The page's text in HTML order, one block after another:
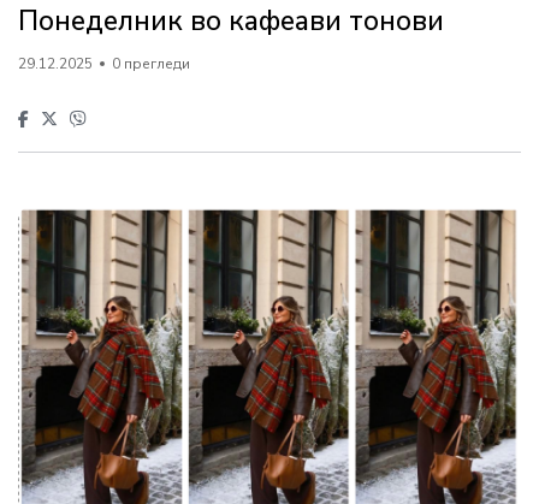
Понеделник во кафеави тонови
29.12.2025 0 прегледи